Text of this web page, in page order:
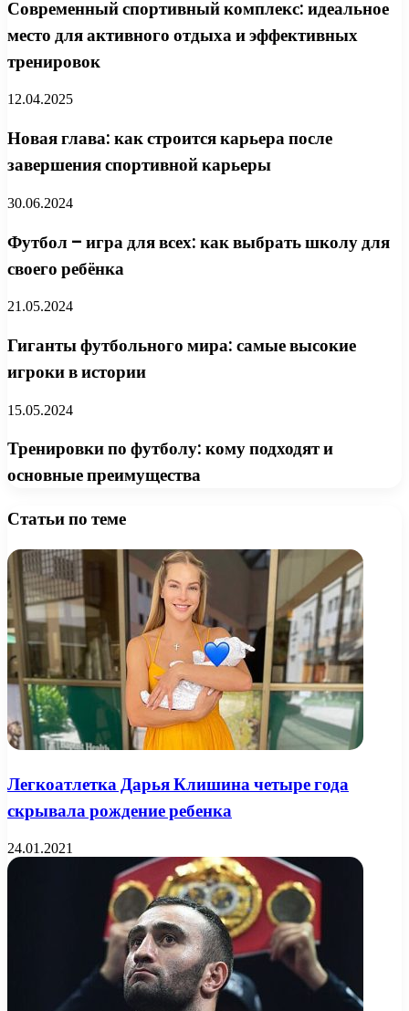
Современный спортивный комплекс: идеальное
место для активного отдыха и эффективных
тренировок
12.04.2025
Новая глава: как строится карьера после
завершения спортивной карьеры
30.06.2024
Футбол – игра для всех: как выбрать школу для
своего ребёнка
21.05.2024
Гиганты футбольного мира: самые высокие
игроки в истории
15.05.2024
Тренировки по футболу: кому подходят и
основные преимущества
Статьи по теме
Легкоатлетка Дарья Клишина четыре года
скрывала рождение ребенка
24.01.2021